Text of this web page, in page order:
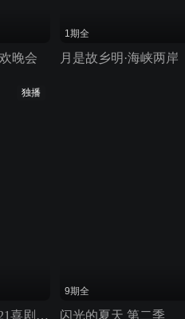
晚会
1期全
独播
淘宝“笑赢这一年”2021喜剧春晚
9期全
闪光的夏天 第二季